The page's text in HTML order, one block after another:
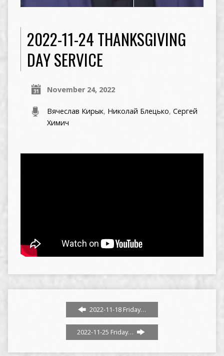
2022-11-24 THANKSGIVING
DAY SERVICE
November 24, 2022
Вячеслав Кирык, Николай Блецько,Сергей
Химич
2022-11-18 Friday…
2022-11-25 Friday…